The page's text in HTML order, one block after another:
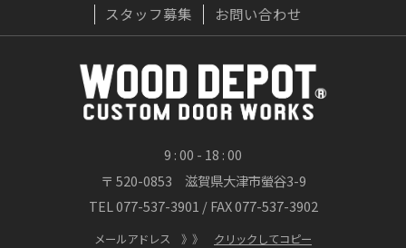
実はおすすめしない？木製ドアに「無垢材」
が向かないプロの理由
OWNERS BLOG 更新
詳しくはこちら
2026/07/20
渓流が刻んだ時間、職人が刻む時間 ― 木製
玄関ドア「ヘビーヴィンテージフィニッシ
スタッフ募集 お問い合わせ
9 : 00 - 18 : 00
〒 520-0853 滋賀県大津市螢谷3-9
TEL 077-537-3901 / FAX 077-537-3902
メールアドレス 》》 クリックしてコピー